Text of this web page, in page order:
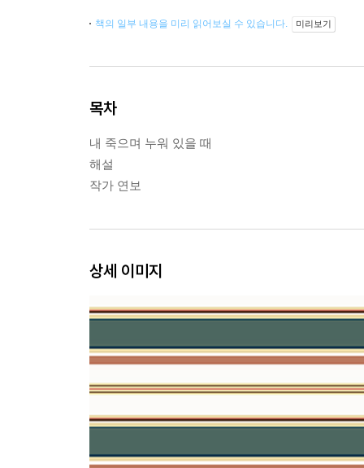
책의 일부 내용을 미리 읽어보실 수 있습니다. 미리보기
목차
내 죽으며 누워 있을 때
해설
작가 연보
상세 이미지